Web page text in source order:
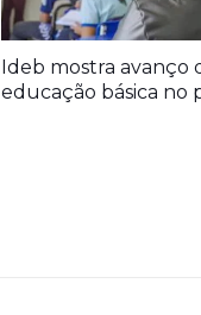
Ideb mostra avanço
educação básica no